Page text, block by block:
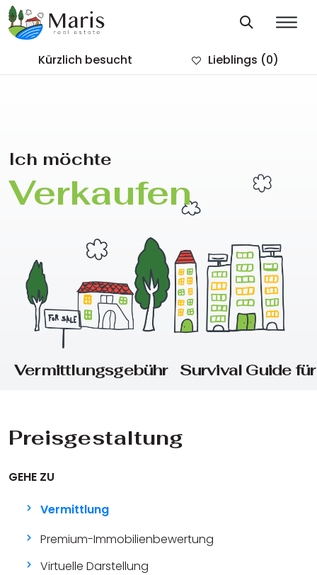
Kürzlich besucht Lieblings (0)
Ich möchte
Verkaufen
Vermittlungsgebühr Survival Guide
Preisgestaltung
GEHE ZU
Vermittlung
Premium-Immobilienbewertung
Virtuelle Darstellung